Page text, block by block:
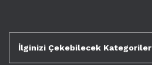
İlginizi Çekebilecek Kategoriler